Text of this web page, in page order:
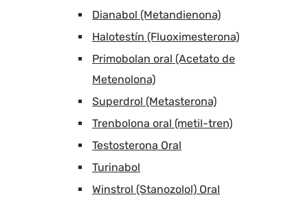
Dianabol (Metandienona)
Halotestín (Fluoximesterona)
Primobolan oral (Acetato de
Metenolona)
Superdrol (Metasterona)
Trenbolona oral (metil-tren)
Testosterona Oral
Turinabol
Winstrol (Stanozolol) Oral